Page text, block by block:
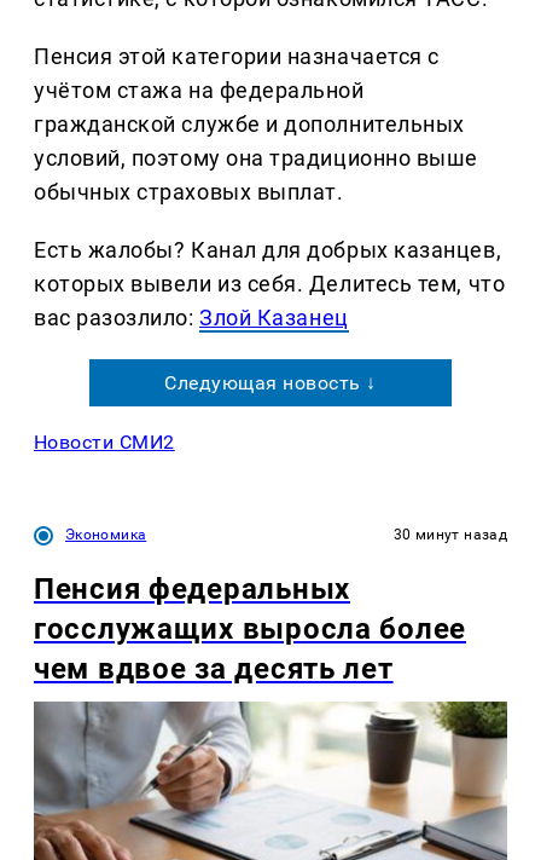
Пенсия этой категории назначается с
учётом стажа на федеральной
гражданской службе и дополнительных
условий, поэтому она традиционно выше
обычных страховых выплат.
Есть жалобы? Канал для добрых казанцев,
которых вывели из себя. Делитеcь тем, что
вас разозлило:Злой Казанец
Следующая новость ↓
Новости СМИ2
Экономика 30 минут назад
Пенсия федеральных
госслужащих выросла более
чем вдвое за десять лет